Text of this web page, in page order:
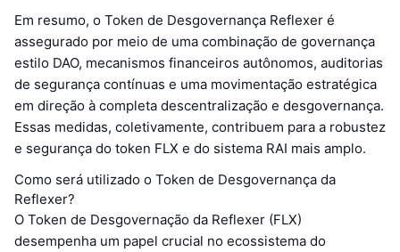
Em resumo, o Token de Desgovernança Reflexer é
assegurado por meio de uma combinação de governança
estilo DAO, mecanismos financeiros autônomos, auditorias
de segurança contínuas e uma movimentação estratégica
em direção à completa descentralização e desgovernança.
Essas medidas, coletivamente, contribuem para a robustez
e segurança do token FLX e do sistema RAI mais amplo.
Como será utilizado o Token de Desgovernança da
Reflexer?
O Token de Desgovernação da Reflexer (FLX)
desempenha um papel crucial no ecossistema do